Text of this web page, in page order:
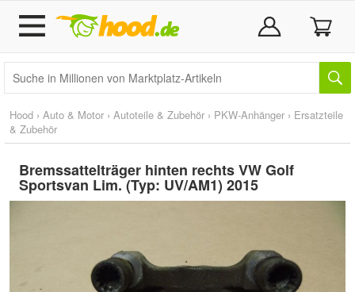
Hood › Auto & Motor › Autoteile & Zubehör › PKW-Anhänger › Ersatzteile
& Zubehör
Bremssattelträger hinten rechts VW Golf
Sportsvan Lim. (Typ: UV/AM1) 2015